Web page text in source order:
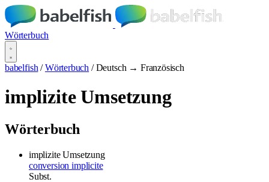
Wörterbuch
babelfish / Wörterbuch / Deutsch → Französisch
implizite Umsetzung
Wörterbuch
implizite Umsetzung
conversion implicite
Subst.